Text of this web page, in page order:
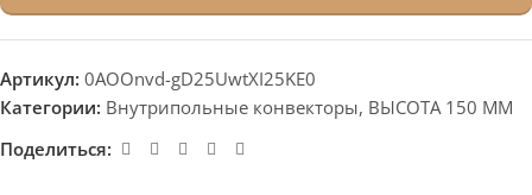
Артикул: 0AOOnvd-gD25UwtXI25KE0
Категории: Внутрипольные конвекторы, ВЫСОТА 150 ММ
Поделиться: